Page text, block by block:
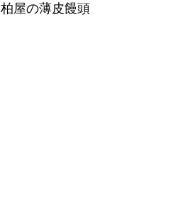
柏屋の薄皮饅頭